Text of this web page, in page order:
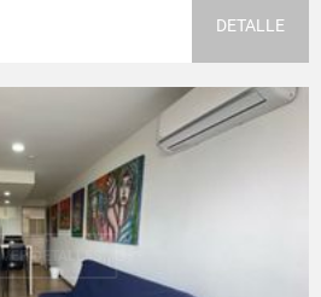
DETALLE
VER DETALLES